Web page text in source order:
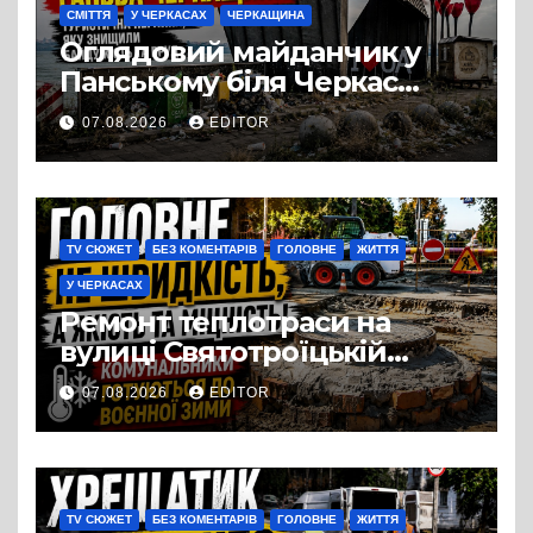
СМІТТЯ У ЧЕРКАСАХ ЧЕРКАЩИНА
Оглядовий майданчик у
Панському біля Черкас
перетворився на занедбане
сміттєзвалище
07.08.2026 EDITOR
TV СЮЖЕТ БЕЗ КОМЕНТАРІВ ГОЛОВНЕ ЖИТТЯ
У ЧЕРКАСАХ
Ремонт теплотраси на
вулиці Святотроїцькій
затягнувся порівняно із
запланованими термінами.
Вулицю досі не відкрили
для руху
07.08.2026 EDITOR
TV СЮЖЕТ БЕЗ КОМЕНТАРІВ ГОЛОВНЕ ЖИТТЯ